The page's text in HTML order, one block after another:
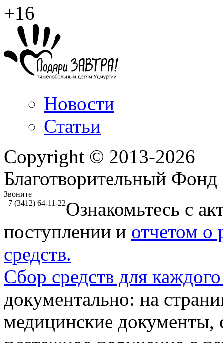
+16
Новости
Статьи
Copyright © 2013-2026
Благотворительный
Звоните
+7 (3412) 64-11-22Ознакомьтесь с
поступлении и отчетом о
средств.
Сбор средств для
документально: на
медицинские документы,